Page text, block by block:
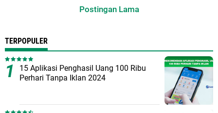
Postingan Lama
TERPOPULER
15 Aplikasi Penghasil Uang 100 Ribu
Perhari Tanpa Iklan 2024